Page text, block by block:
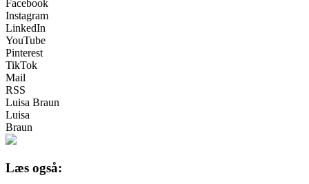
Facebook
Instagram
LinkedIn
YouTube
Pinterest
TikTok
Mail
RSS
Luisa Braun
Luisa
Braun
Læs også: